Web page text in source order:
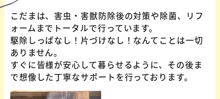
こだまは、害虫・害獣防除後の対策や除菌、リフ
ォームまでトータルで行っています。
駆除しっぱなし！片づけなし！なんてことは一切
ありません。
すぐに皆様が安心して暮らせるように、その後ま
で想像した丁寧なサポートを行っております。